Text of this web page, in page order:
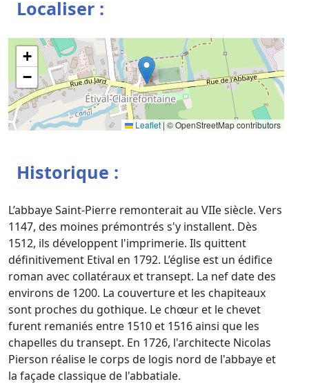
Localiser :
+
−
Leaflet | © OpenStreetMap contributors
Historique :
L’abbaye Saint-Pierre remonterait au VIIe siècle. Vers
1147, des moines prémontrés s'y installent. Dès
1512, ils développent l'imprimerie. Ils quittent
définitivement Etival en 1792. L’église est un édifice
roman avec collatéraux et transept. La nef date des
environs de 1200. La couverture et les chapiteaux
sont proches du gothique. Le chœur et le chevet
furent remaniés entre 1510 et 1516 ainsi que les
chapelles du transept. En 1726, l'architecte Nicolas
Pierson réalise le corps de logis nord de l'abbaye et
la façade classique de l'abbatiale.